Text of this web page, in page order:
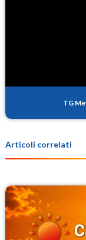
TG
Articoli correlati